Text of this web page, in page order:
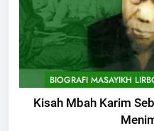
BIOGRAFI MASAYIKH
Kisah Mbah Karim